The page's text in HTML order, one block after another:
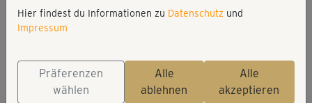
Kurzhanteln oder 2 kleine Wasserflaschen
Hier findest du Informationen zu Datenschutz und
Impressum
Präferenzen
wählen
Alle
ablehnen
Alle
akzeptieren